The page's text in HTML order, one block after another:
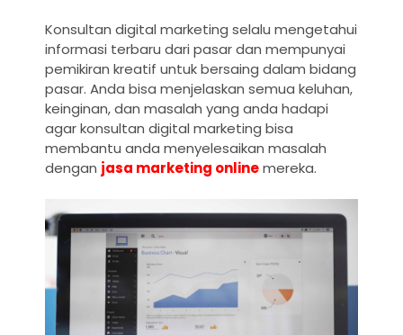
Konsultan digital marketing selalu mengetahui
informasi terbaru dari pasar dan mempunyai
pemikiran kreatif untuk bersaing dalam bidang
pasar. Anda bisa menjelaskan semua keluhan,
keinginan, dan masalah yang anda hadapi
agar konsultan digital marketing bisa
membantu anda menyelesaikan masalah
dengan jasa marketing onlinemereka.